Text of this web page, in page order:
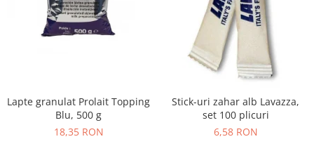
Lapte granulat Prolait Topping
Blu, 500 g
18,35 RON
Stick-uri zahar alb Lavazza,
set 100 plicuri
6,58 RON